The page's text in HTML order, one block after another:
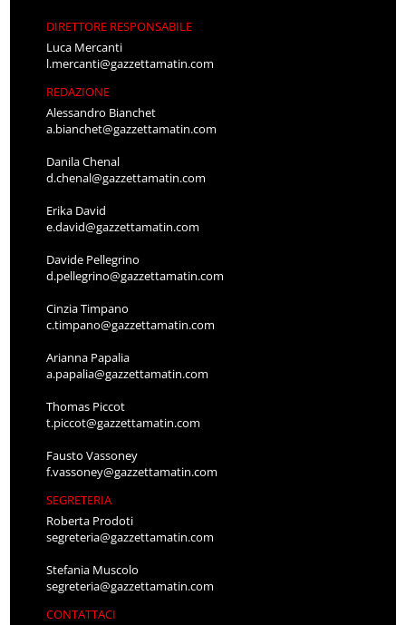
DIRETTORE RESPONSABILE
Luca Mercanti
l.mercanti@gazzettamatin.com
REDAZIONE
Alessandro Bianchet
a.bianchet@gazzettamatin.com
Danila Chenal
d.chenal@gazzettamatin.com
Erika David
e.david@gazzettamatin.com
Davide Pellegrino
d.pellegrino@gazzettamatin.com
Cinzia Timpano
c.timpano@gazzettamatin.com
Arianna Papalia
a.papalia@gazzettamatin.com
Thomas Piccot
t.piccot@gazzettamatin.com
Fausto Vassoney
f.vassoney@gazzettamatin.com
SEGRETERIA
Roberta Prodoti
segreteria@gazzettamatin.com
Stefania Muscolo
segreteria@gazzettamatin.com
CONTATTACI